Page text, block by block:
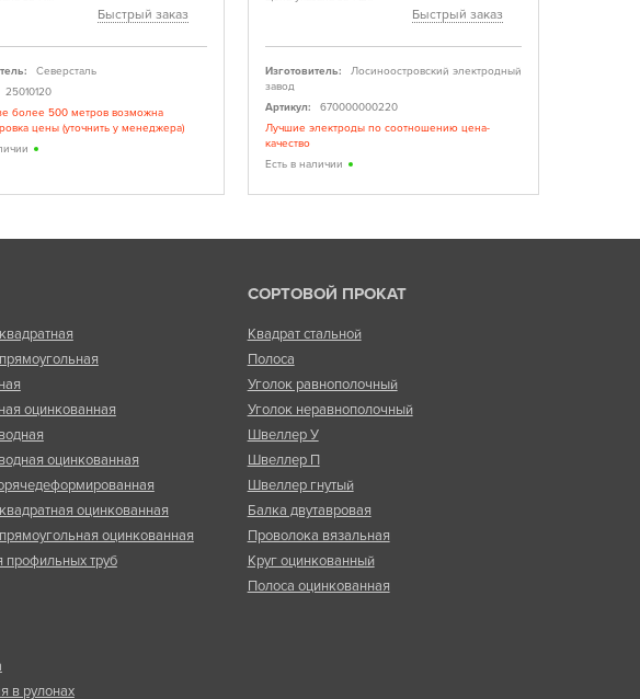
Быстрый заказ
Северсталь
25010120
более 500 метров возможна
цены (уточнить у менеджера)
Быстрый заказ
Изготовитель:
Лосиноостровский электродный
завод
Артикул:
670000000220
Лучшие электроды по соотношению цена-
качество
Есть в наличии
оцинкованная
оцинкованная
оцинкованная
оцинкованная
профильных труб
в рулонах
СОРТОВОЙ ПРОКАТ
Квадрат стальной
Полоса
Уголок равнополочный
Уголок неравнополочный
Швеллер У
Швеллер П
Швеллер гнутый
Балка двутавровая
Проволока вязальная
Круг оцинкованный
Полоса оцинкованная